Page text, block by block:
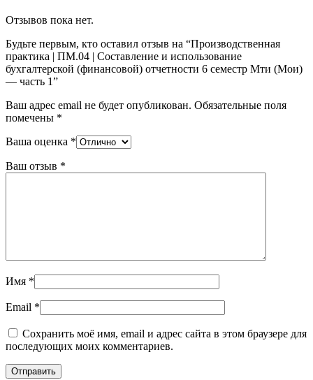
Отзывов пока нет.
Будьте первым, кто оставил отзыв на “Производственная
практика | ПМ.04 | Составление и использование
бухгалтерской (финансовой) отчетности 6 семестр Мти (Мои)
— часть 1”
Ваш адрес email не будет опубликован. Обязательные поля
помечены *
Ваша оценка *
Ваш отзыв *
Имя *
Email *
Сохранить моё имя, email и адрес сайта в этом браузере для
последующих моих комментариев.